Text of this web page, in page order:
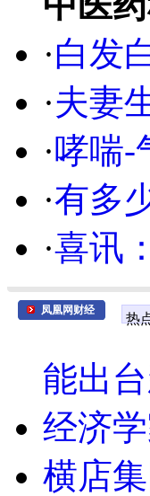
·白发
·夫妻
·哮喘-
·有多
·喜讯
凤凰网财经
热
能出
经济
横店